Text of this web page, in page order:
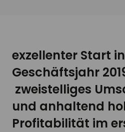
exzellenter Start
Geschäftsjahr
zweistelliges
und anhaltend
Profitabilität im